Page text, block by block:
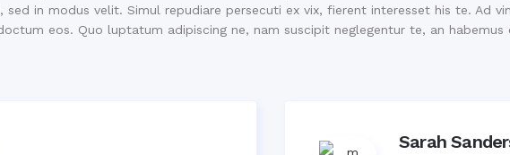
in modus velit. Simul repudiare persecuti ex vix, fierent interesset his te. Ad
eos. Quo luptatum adipiscing ne, nam suscipit neglegentur te, an habemus
Sarah